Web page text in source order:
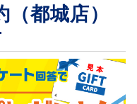
都城店）